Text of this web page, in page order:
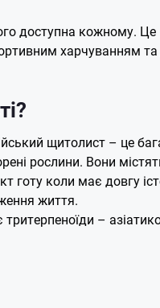
доступна кожному.
харчуванням
щитолист – це
рослини. Вони
готу коли має довгу
життя.
–